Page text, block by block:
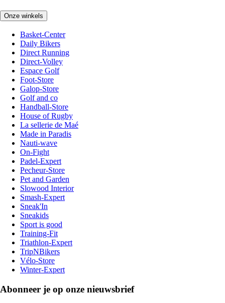
Onze winkels
Basket-Center
Daily Bikers
Direct Running
Direct-Volley
Espace Golf
Foot-Store
Galop-Store
Golf and co
Handball-Store
House of Rugby
La sellerie de Maé
Made in Paradis
Nauti-wave
On-Fight
Padel-Expert
Pecheur-Store
Pet and Garden
Slowood Interior
Smash-Expert
Sneak'In
Sneakids
Sport is good
Training-Fit
Triathlon-Expert
TripNBikers
Vélo-Store
Winter-Expert
Abonneer je op onze nieuwsbrief